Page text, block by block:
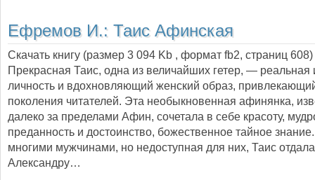
Ефремов И.: Таис Афинская
Скачать книгу (размер 3 094 Kb , формат fb2, страниц 608
Прекрасная Таис, одна из величайших гетер, — реальная
личность и вдохновляющий женский образ,
поколения читателей. Эта необыкновенная афинянка,
далеко за пределами Афин, сочетала в себе красоту,
преданность и достоинство, божественное тайное
многими мужчинами, но недоступная для них, Таис
Александру…